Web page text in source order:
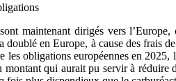
maintenant dirigés vers
doublé en Europe, à cause des frais
les obligations européennes en
montant qui aurait pu servir à